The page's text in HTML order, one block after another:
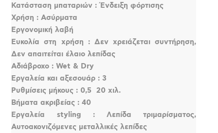
Κατάσταση μπαταριών : Ένδειξη φόρτισης
Χρήση : Ασύρματα
Εργονομική λαβή
Ευκολία στη χρήση : Δεν χρειάζεται συντήρηση,
Δεν απαιτείται έλαιο λεπίδας
Αδιάβροχο : Wet & Dry
Εργαλεία και αξεσουάρ : 3
Ρυθμίσεις μήκους : 0,5  20 χιλ.
Βήματα ακριβείας : 40
Εργαλεία styling : Λεπίδα τριμαρίσματος,
Aυτοακονιζόμενες μεταλλικές λεπίδες